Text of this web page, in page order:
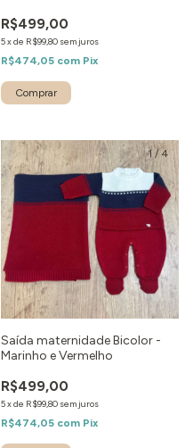
R$499,00
5xde R$99,80 sem juros
R$474,05 com Pix
Comprar
1 / 4
Saída maternidade Bicolor -
Marinho e Vermelho
R$499,00
5xde R$99,80 sem juros
R$474,05 com Pix